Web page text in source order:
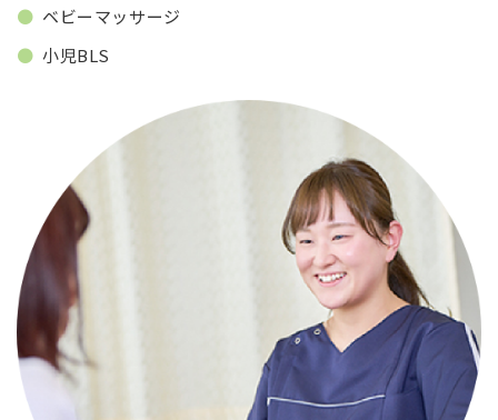
ベビーマッサージ
小児BLS